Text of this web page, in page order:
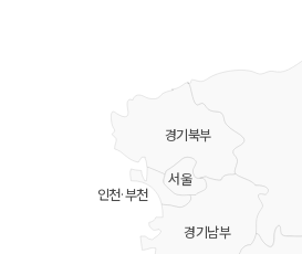
경기북부
경기남부
서울
인천·부천